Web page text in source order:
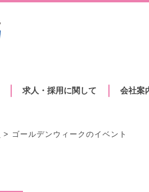
求人・採用に関して 会社案
ゴールデンウィークのイベント